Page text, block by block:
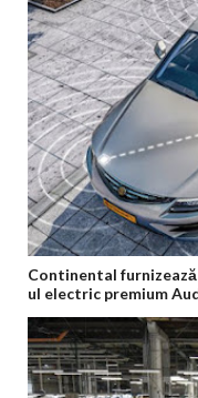
Continental
ul electric premium